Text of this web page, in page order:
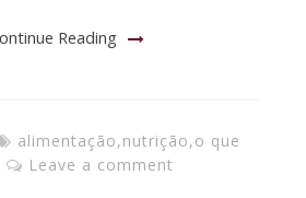
Reading
alimentação,nutrição,o que
Leave a comment